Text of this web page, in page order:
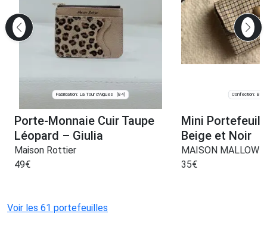
Fabrication: La Tour d'Aigues (84)
Porte-Monnaie Cuir Taupe
Léopard – Giulia
Maison Rottier
49€
Confection:
Mini
Beige et Noir
MAISON MALLOW
35€
Voir les 61 portefeuilles